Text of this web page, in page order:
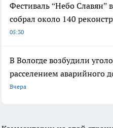
Фестиваль “Небо Славян”
собрал около 140
05:30
В Вологде возбудили
расселением аварийного
Вчера